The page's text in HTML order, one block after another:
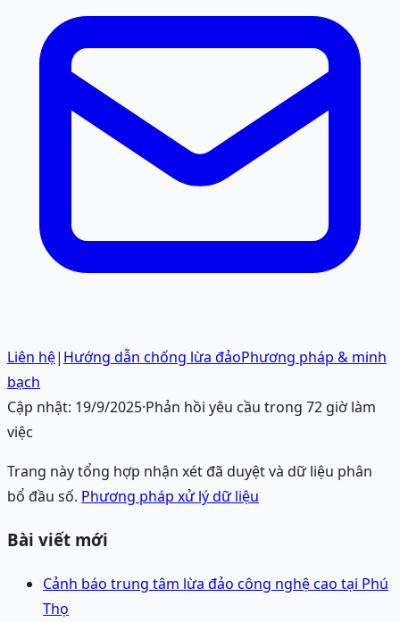
Liên hệ| Hướng dẫn chống lừa đảoPhương pháp & minh
bạch
Cập nhật: 19/9/2025·Phản hồi yêu cầu trong 72 giờ làm
việc
Trang này tổng hợp nhận xét đã duyệt và dữ liệu phân
bổ đầu số. Phương pháp xử lý dữ liệu
Bài viết mới
Cảnh báo trung tâm lừa đảo công nghệ cao tại Phú
Thọ